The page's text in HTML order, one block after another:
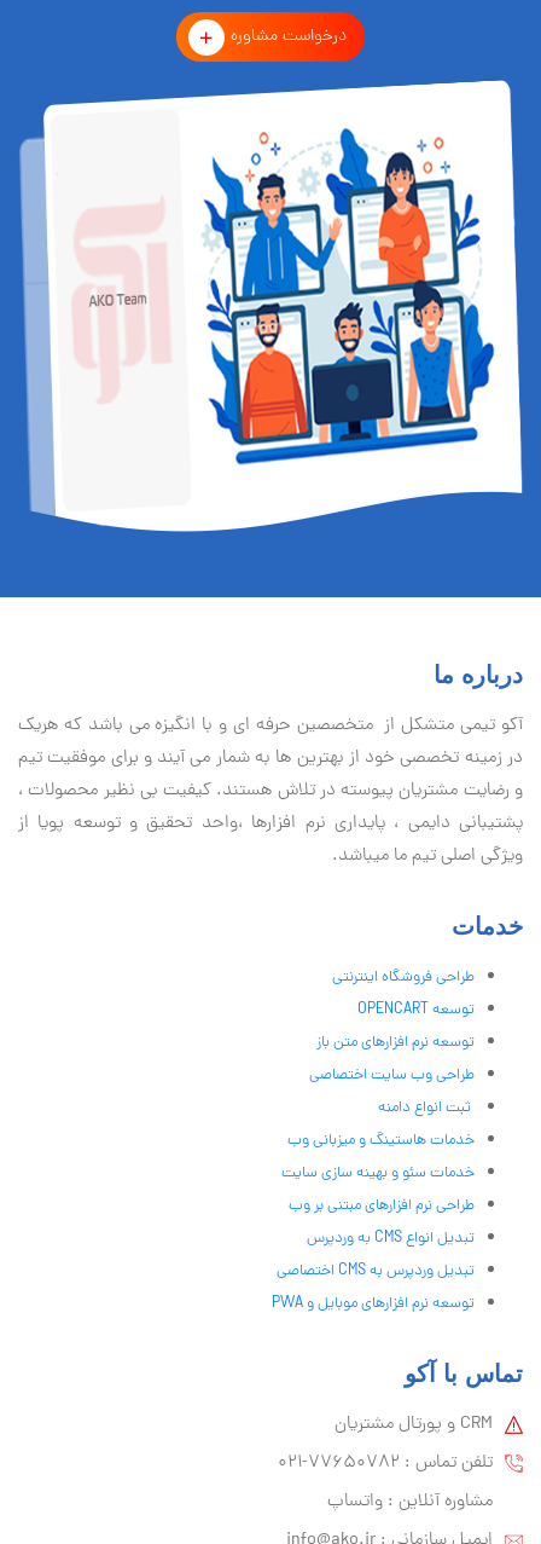
درخواست مشاوره
درباره ما
آكو تيمی متشکل از متخصصین حرفه ای و با انگیزه می باشد که هریک
در زمینه تخصصی خود از بهترین ها به شمار می آیند و برای موفقیت تيم
و رضایت مشتریان پیوسته در تلاش هستند. کیفیت بی نظير محصولات ،
پشتیبانی دايمی ، پایداری نرم افزارها ،واحد تحقیق و توسعه پویا از
ویژگی اصلی تیم ما میباشد.
خدمات
طراحی فروشگاه اینترنتی
توسعه OPENCART
توسعه نرم افزارهای متن باز
طراحی وب سایت اختصاصی
ثبت انواع دامنه
خدمات هاستینگ و میزبانی وب
خدمات سئو و بهینه سازی سایت
طراحی نرم افزارهای مبتنی بر وب
تبدیل انواع CMS به وردپرس
تبدیل وردپرس به CMS اختصاصی
توسعه نرم افزارهای موبایل و PWA
تماس با آکو
CRM و پورتال مشتریان
تلفن تماس :‌ 77650782-021
مشاوره آنلاین : واتساپ